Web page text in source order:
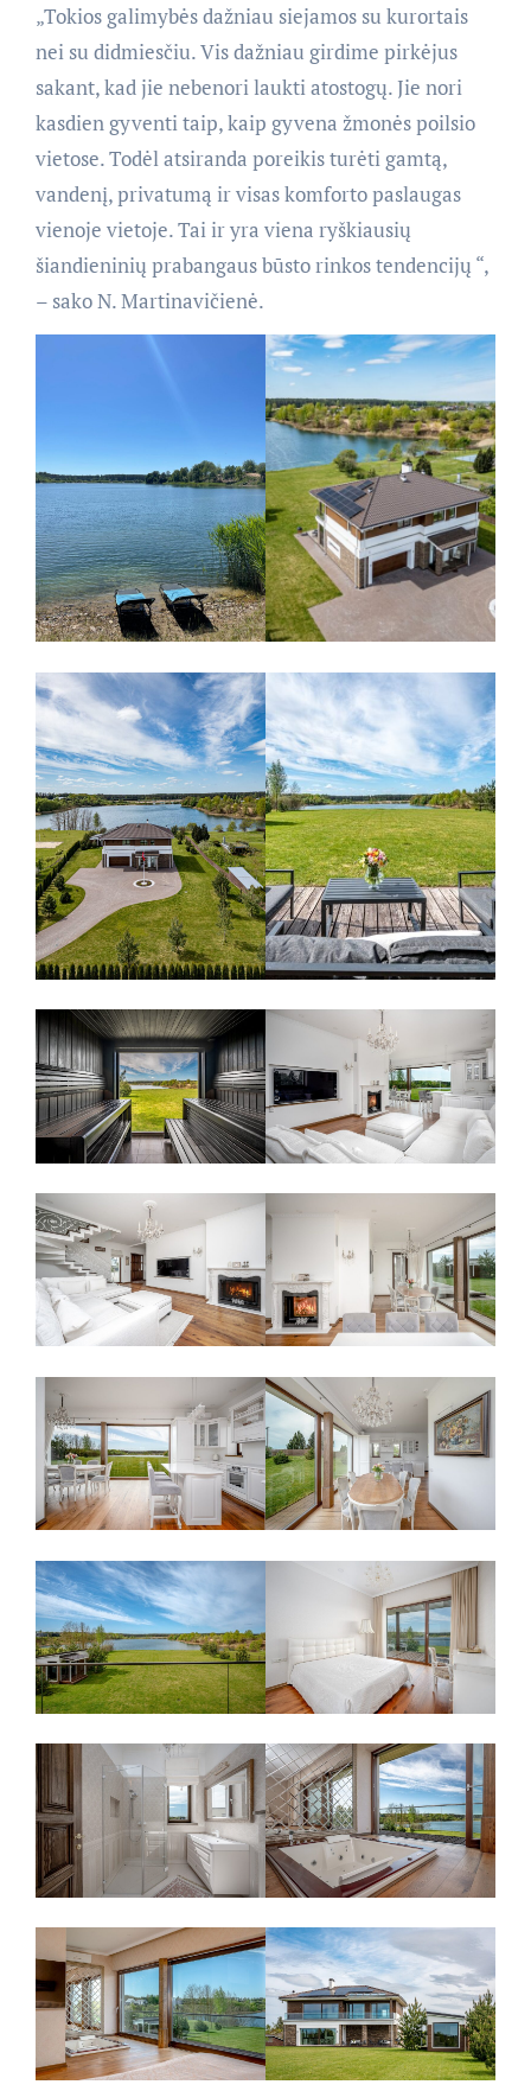
„Tokios galimybės dažniau siejamos su kurortais
nei su didmiesčiu. Vis dažniau girdime pirkėjus
sakant, kad jie nebenori laukti atostogų. Jie nori
kasdien gyventi taip, kaip gyvena žmonės poilsio
vietose. Todėl atsiranda poreikis turėti gamtą,
vandenį, privatumą ir visas komforto paslaugas
vienoje vietoje. Tai ir yra viena ryškiausių
šiandieninių prabangaus būsto rinkos tendencijų “,
– sako N. Martinavičienė.